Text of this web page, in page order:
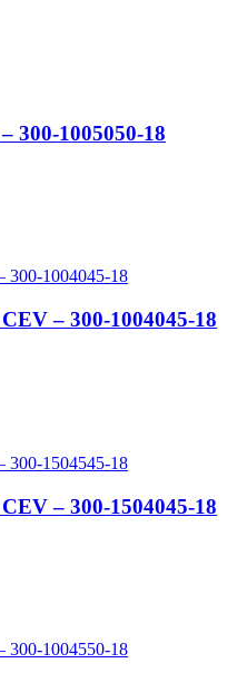
300-1005050-18
– 300-1004045-18
– 300-1504045-18